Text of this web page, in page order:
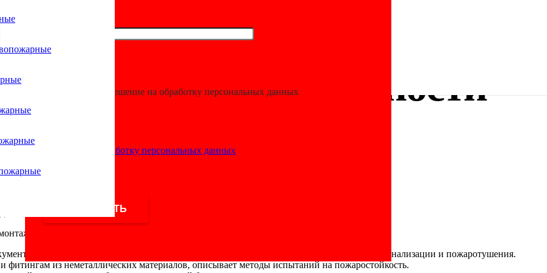
Я даю разрешение на обработку персональных данных
Согласие на обработку персональных данных
пожарной безопасности
при монтаже?
следующие стандарты пожарной безопасности:
трубопроводов и систем пожаротушения:
выбор оборудования, комплектующих, правила монтажа установок и систем сигнализации и пожаротушения.
фитингам из неметаллических материалов, описывает методы испытаний на пожаростойкость.